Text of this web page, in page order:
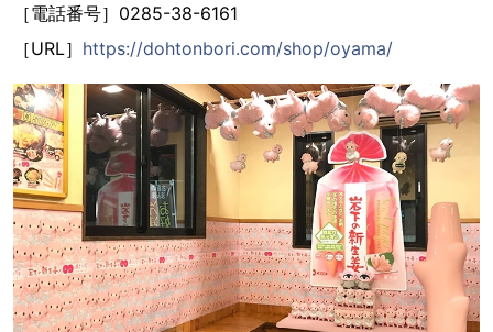
［電話番号］0285-38-6161
［URL］ https://dohtonbori.com/shop/oyama/